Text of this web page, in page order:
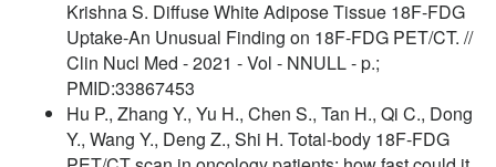
Krishna S. Diffuse White Adipose Tissue 18F-FDG
Uptake-An Unusual Finding on 18F-FDG PET/CT. //
Clin Nucl Med - 2021 - Vol - NNULL - p.;
PMID:33867453
Hu P., Zhang Y., Yu H., Chen S., Tan H., Qi C., Dong
Y., Wang Y., Deng Z., Shi H. Total-body 18F-FDG